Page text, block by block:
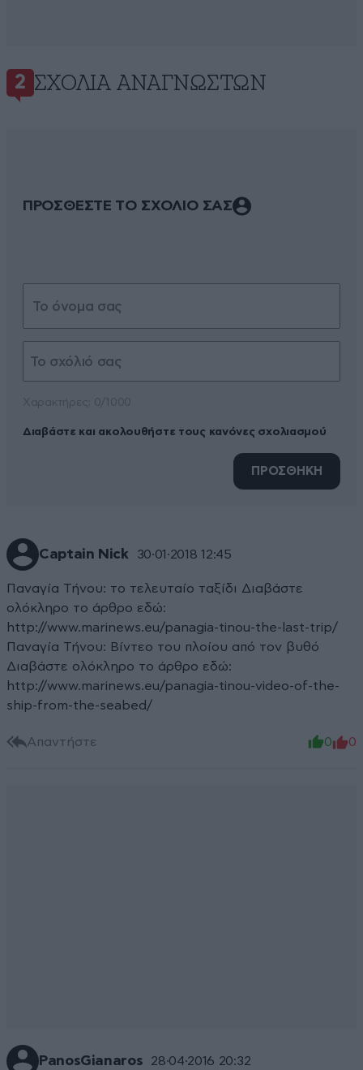
2 ΣΧΌΛΙΑ ΑΝΑΓΝΩΣΤΏΝ
ΠΡΟΣΘΕΣΤΕ ΤΟ ΣΧΟΛΙΟ ΣΑΣ
Διαβάστε και ακολουθήστε τους κανόνες σχολιασμού
ΠΡΟΣΘΗΚΗ
Captain Nick 30·01·2018 12:45
Παναγία Τήνου: το τελευταίο ταξίδι Διαβάστε
ολόκληρο το άρθρο εδώ:
http://www.marinews.eu/panagia-tinou-the-last-trip/
Παναγία Τήνου: Βίντεο του πλοίου από τον βυθό
Διαβάστε ολόκληρο το άρθρο εδώ:
http://www.marinews.eu/panagia-tinou-video-of-the-
ship-from-the-seabed/
Απαντήστε 0 0
PanosGianaros 28·04·2016 20:32